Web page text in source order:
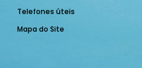
Telefones úteis
Mapa do Site